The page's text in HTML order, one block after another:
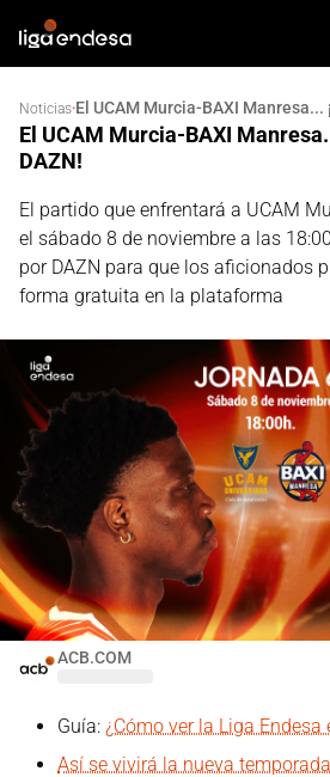
Noticias·El UCAM Murcia-BAXI Manresa...
El UCAM Murcia-BAXI
DAZN!
El partido que enfrentará a UCAM
el sábado 8 de noviembre a las
por DAZN para que los aficionados
forma gratuita en la plataforma
ACB.COM
Guía: ¿Cómo ver la Liga Endesa
Así se vivirá la nueva